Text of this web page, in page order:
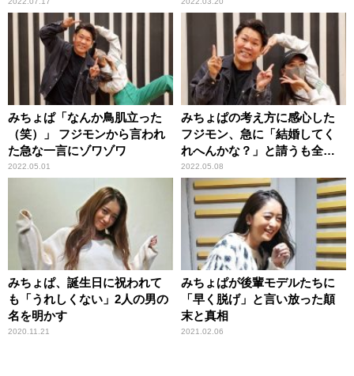
みちょぱ「なんか鳥肌立った
（笑）」 フジモンから言われ
た急な一言にゾワゾワ
2022.05.01
みちょぱの考え方に感心した
フジモン、急に「結婚してく
れへんかな？」と請うも全力
拒否される
2022.05.08
みちょぱ、誕生日に祝われて
も「うれしくない」2人の男の
名を明かす
2020.11.21
みちょぱが後輩モデルたちに
「早く脱げ」と言い放った顛
末と真相
2021.02.06